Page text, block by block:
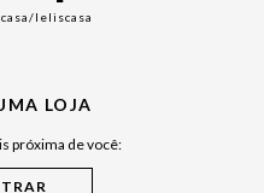
/leliscasa
LOJA
próxima de você: